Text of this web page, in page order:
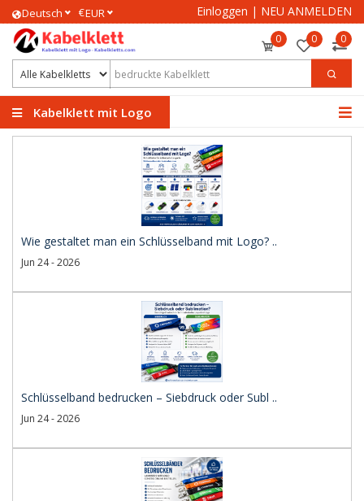
Deutsch €EUR Einloggen | NEU ANMELDEN
0 0 0
Kabelklett mit Logo
Wie gestaltet man ein Schlüsselband mit Logo? ..
Jun 24 - 2026
Schlüsselband bedrucken – Siebdruck oder Subl ..
Jun 24 - 2026